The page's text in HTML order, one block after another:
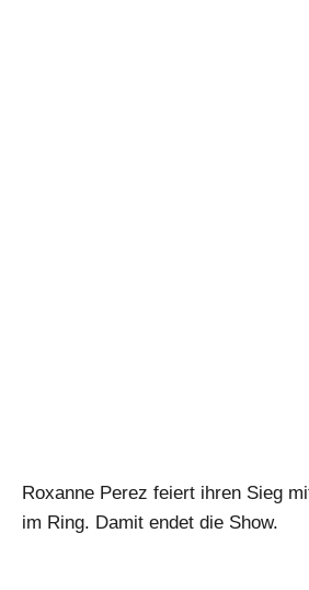
Roxanne Perez feiert ihren Sieg
im Ring. Damit endet die Show.